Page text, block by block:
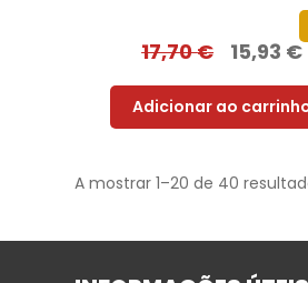
17,70€ 15,93 €
Adicionar ao
A mostrar 1–20 de 40